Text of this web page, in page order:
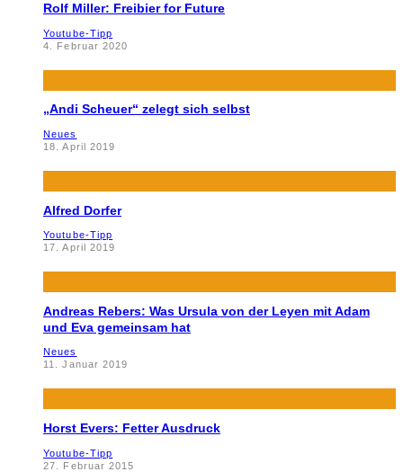
Rolf Miller: Freibier for Future
Youtube-Tipp
4. Februar 2020
„Andi Scheuer“ zelegt sich selbst
Neues
18. April 2019
Alfred Dorfer
Youtube-Tipp
17. April 2019
Andreas Rebers: Was Ursula von der Leyen mit Adam
und Eva gemeinsam hat
Neues
11. Januar 2019
Horst Evers: Fetter Ausdruck
Youtube-Tipp
27. Februar 2015